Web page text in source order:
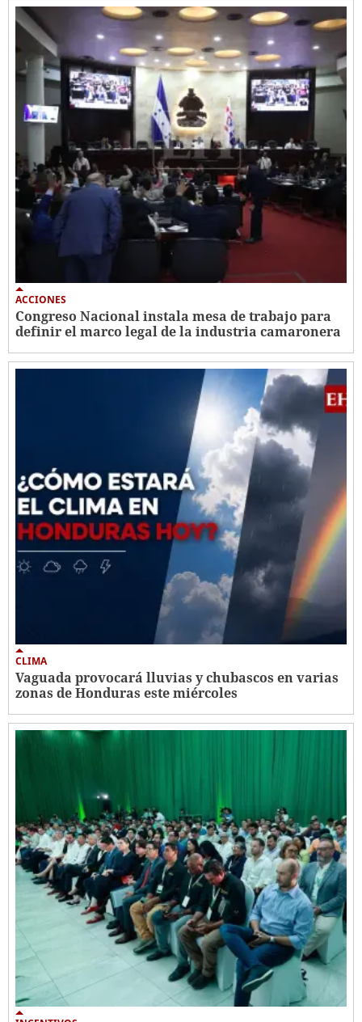
ACCIONES
Congreso Nacional instala mesa de trabajo para
definir el marco legal de la industria camaronera
CLIMA
Vaguada provocará lluvias y chubascos en varias
zonas de Honduras este miércoles